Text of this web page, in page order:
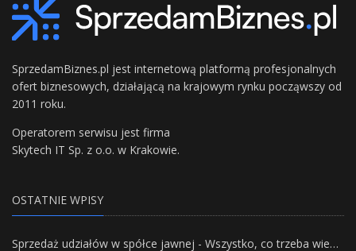
SprzedamBiznes.pl jest internetową platformą profesjonalnych
ofert biznesowych, działającą na krajowym rynku począwszy od
2011 roku.
Operatorem serwisu jest firma
Skytech IT Sp. z o.o. w Krakowie.
OSTATNIE WPISY
Sprzedaż udziałów w spółce jawnej - Wszystko, co trzeba wiedzieć.